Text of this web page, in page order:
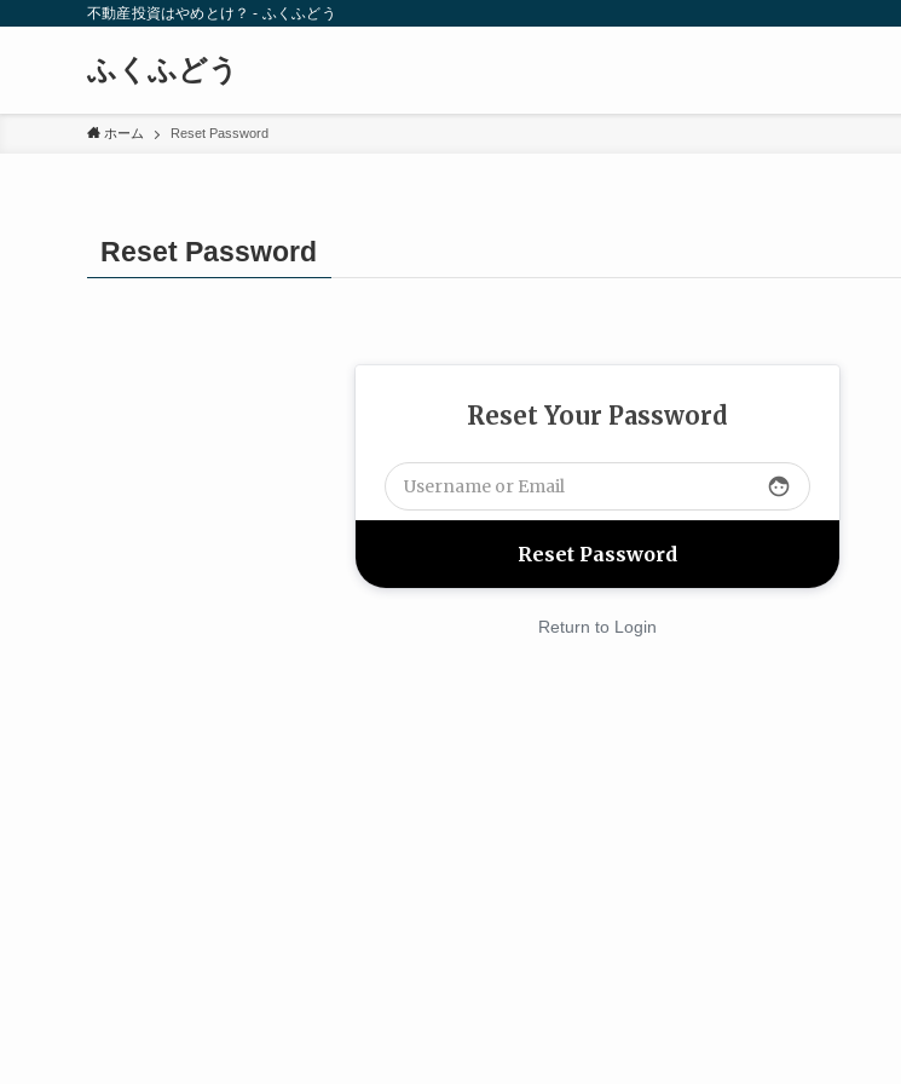
不動産投資はやめとけ？ - ふくふどう
ふくふどう
ホーム Reset Password
Reset Password
Reset Your Password
face
Return to Login